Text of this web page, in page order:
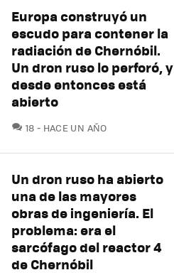
Europa construyó un
escudo para contener la
radiación de Chernóbil.
Un dron ruso lo perforó, y
desde entonces está
abierto
18 COMENTARIOS
HACE UN AÑO
Un dron ruso ha abierto
una de las mayores
obras de ingeniería. El
problema: era el
sarcófago del reactor 4
de Chernóbil